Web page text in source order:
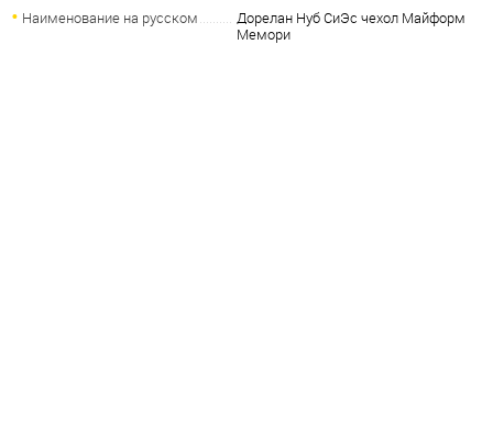
Наименование на русском
Дорелан Нуб СиЭс чехол Майформ
Мемори